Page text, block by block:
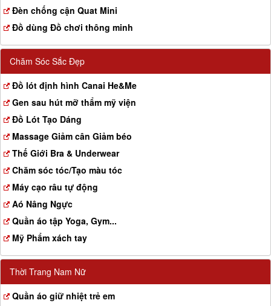
Đèn chống cận Quat Mini
Đồ dùng Đồ chơi thông minh
Chăm Sóc Sắc Đẹp
Đồ lót định hình Canai He&Me
Gen sau hút mỡ thẩm mỹ viện
Đồ Lót Tạo Dáng
Massage Giảm cân Giảm béo
Thế Giới Bra & Underwear
Chăm sóc tóc/Tạo màu tóc
Máy cạo râu tự động
Aó Nâng Ngực
Quần áo tập Yoga, Gym...
Mỹ Phẩm xách tay
Thời Trang Nam Nữ
Quần áo giữ nhiệt trẻ em